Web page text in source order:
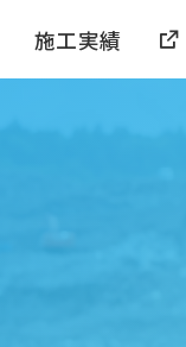
施工実績